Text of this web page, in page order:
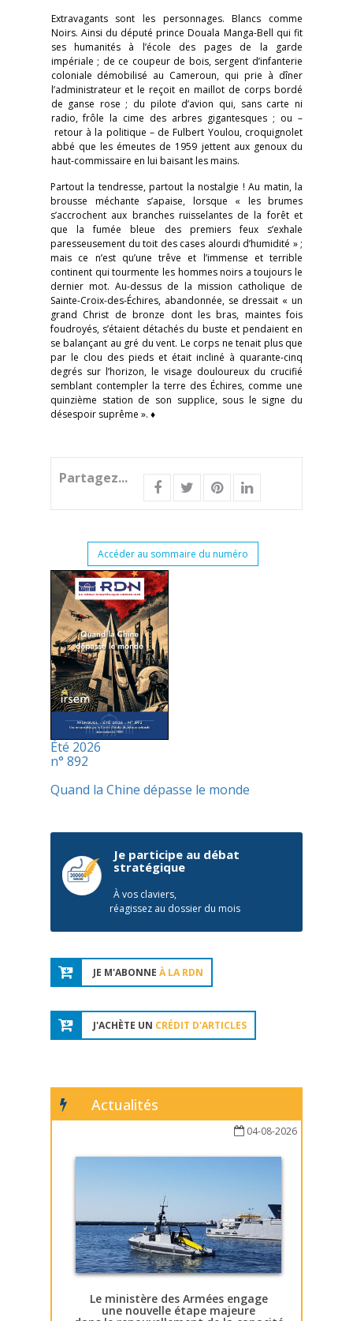
Extravagants sont les personnages. Blancs comme
Noirs. Ainsi du député prince Douala Manga-Bell qui fit
ses humanités à l’école des pages de la garde
impériale ; de ce coupeur de bois, sergent d’infanterie
coloniale démobilisé au Cameroun, qui prie à dîner
l’administrateur et le reçoit en maillot de corps bordé
de ganse rose ; du pilote d’avion qui, sans carte ni
radio, frôle la cime des arbres gigantesques ; ou –
retour à la politique – de Fulbert Youlou, croquignolet
abbé que les émeutes de 1959 jettent aux genoux du
haut-commissaire en lui baisant les mains.
Partout la tendresse, partout la nostalgie ! Au matin, la
brousse méchante s’apaise, lorsque « les brumes
s’accrochent aux branches ruisselantes de la forêt et
que la fumée bleue des premiers feux s’exhale
paresseusement du toit des cases alourdi d’humidité » ;
mais ce n’est qu’une trêve et l’immense et terrible
continent qui tourmente les hommes noirs a toujours le
dernier mot. Au-dessus de la mission catholique de
Sainte-Croix-des-Échires, abandonnée, se dressait « un
grand Christ de bronze dont les bras, maintes fois
foudroyés, s’étaient détachés du buste et pendaient en
se balançant au gré du vent. Le corps ne tenait plus que
par le clou des pieds et était incliné à quarante-cinq
degrés sur l’horizon, le visage douloureux du crucifié
semblant contempler la terre des Échires, comme une
quinzième station de son supplice, sous le signe du
désespoir suprême ». ♦
Partagez...
Accéder au sommaire du numéro
Été 2026
n° 892
Quand la Chine dépasse le monde
Je participe au débat
stratégique
À vos claviers,
réagissez au dossier du mois
JE M'ABONNE À LA RDN
J'ACHÈTE UN CRÉDIT D'ARTICLES
Actualités
04-08-2026
Le ministère des Armées engage
une nouvelle étape majeure